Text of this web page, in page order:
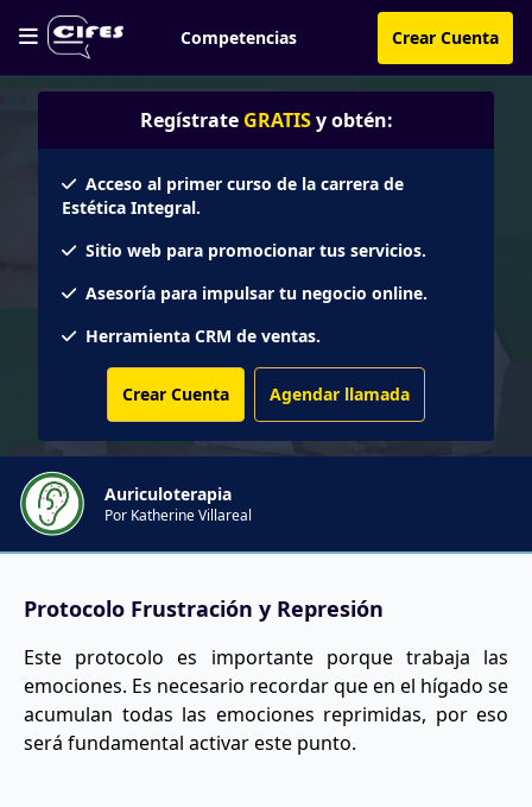
Competencias Crear Cuenta
Regístrate GRATIS y obtén:
Acceso al primer curso de la carrera de
Estética Integral.
Sitio web para promocionar tus servicios.
Asesoría para impulsar tu negocio online.
Herramienta CRM de ventas.
Crear Cuenta Agendar llamada
Auriculoterapia
Por Katherine Villareal
Protocolo Frustración y Represión
Este protocolo es importante porque trabaja las
emociones. Es necesario recordar que en el hígado se
acumulan todas las emociones reprimidas, por eso
será fundamental activar este punto.